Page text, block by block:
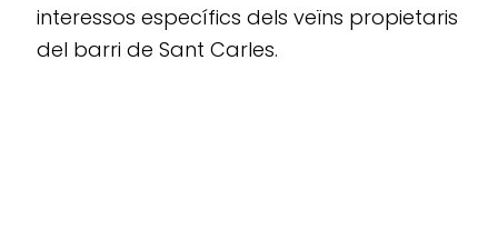
interessos específics dels veïns propietaris
del barri de Sant Carles.